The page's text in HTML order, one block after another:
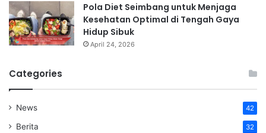
Pola Diet Seimbang untuk Menjaga
Kesehatan Optimal di Tengah Gaya
Hidup Sibuk
April 24, 2026
Categories
News 42
Berita 32